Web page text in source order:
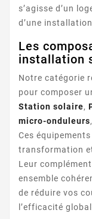
s’agisse d’un
d’une
Les
installation
Notre catégorie
pour composer
Station solaire,
micro-onduleurs,
Ces
transformation
Leur
ensemble
de réduire vos
l’efficacité